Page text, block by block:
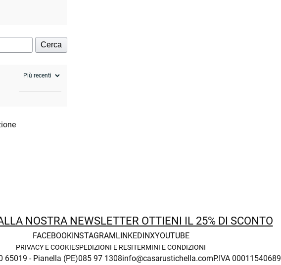
Cerca
NOSTRA NEWSLETTER OTTIENI IL 25% DI SCONTO
FACEBOOKINSTAGRAM LINKEDINXYOUTUBE
PRIVACY E COOKIESPEDIZIONI E RESITERMINI E CONDIZIONI
65019 - Pianella (PE)085 97 1308info@casarustichella.comP.IVA 00011540689